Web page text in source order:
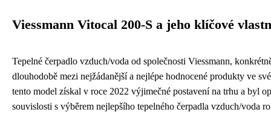
Viessmann Vitocal 200-S a jeho klíčové
Tepelné čerpadlo vzduch/voda od společnosti Viessmann,
dlouhodobě mezi nejžádanější a nejlépe hodnocené produkty ve
tento model získal v roce 2022 výjimečné postavení na trhu a byl
souvislosti s výběrem nejlepšího tepelného čerpadla vzduch/voda